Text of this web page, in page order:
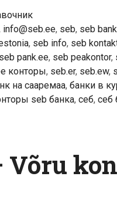
info@seb.ee, seb, seb
, seb info, seb
seb pank.ee, seb peakontor,
конторы, seb.er, seb.ew,
на сааремаа, банки в
seb банка, себ, себ
Võru